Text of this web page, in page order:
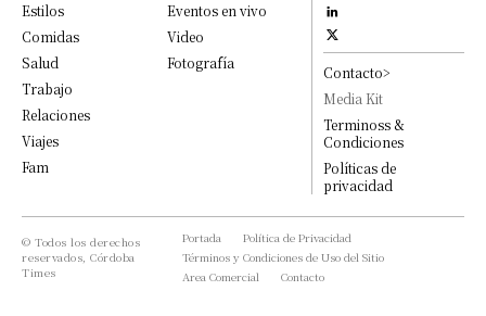
Estilos
Comidas
Salud
Trabajo
Relaciones
Viajes
Fam
Eventos en vivo
Video
Fotografía
Contacto>
Media Kit
Terminoss &
Condiciones
Políticas de
privacidad
© Todos los derechos
reservados, Córdoba
Times
Portada
Política de Privacidad
Términos y Condiciones de Uso del Sitio
Area Comercial
Contacto